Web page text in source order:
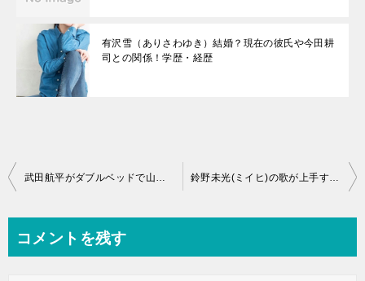
有沢雪（ありさわゆき）結婚？現在の彼氏や今田耕
司との関係！学歴・経歴
投
ビ
武田航平がダブルベッドで山本ソニアへの発言が炎上！恋愛感情や潔癖が話題 鈴野未光(ミイヒ)の歌が上手すぎる！ボーカルレベルテスト動画【nizi project】
コメントを残す